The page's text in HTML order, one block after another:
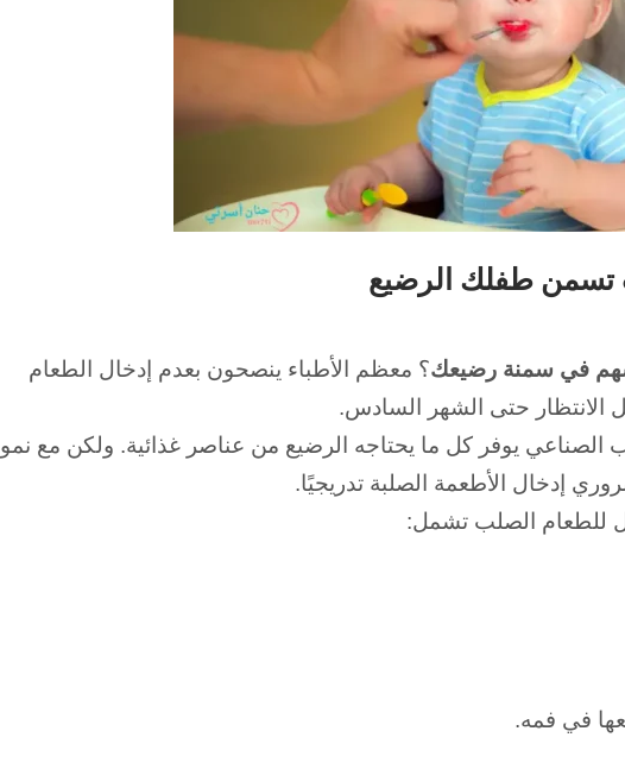
تسمن طفلك الرضيع
في سمنة رضيعك؟ معظم الأطباء ينصحون بعدم إدخال الطعام
الانتظار حتى الشهر السادس.
الصناعي يوفر كل ما يحتاجه الرضيع من عناصر غذائية. ولكن مع نمو
إدخال الأطعمة الصلبة تدريجيًا.
للطعام الصلب تشمل:
في فمه.